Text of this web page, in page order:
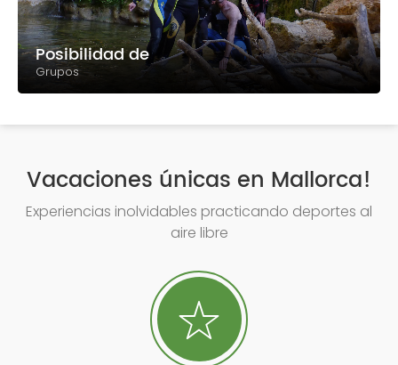
Posibilidad de
Grupos
Vacaciones únicas en Mallorca!
Experiencias inolvidables practicando deportes al
aire libre